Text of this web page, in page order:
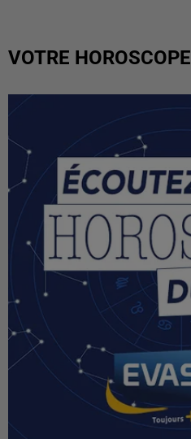
VOTRE HOROSCOPE